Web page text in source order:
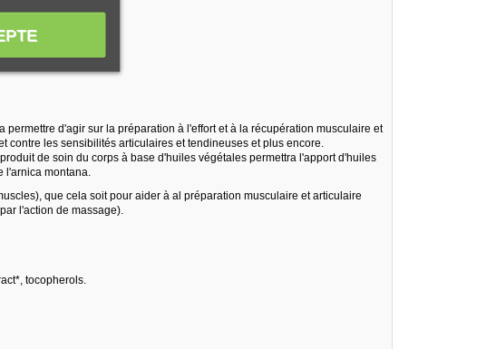
d'agir sur la préparation à l'effort et à la récupération musculaire et
contre les sensibilités articulaires et tendineuses et plus encore.
de soin du corps à base d'huiles végétales permettra l'apport d'huiles
l'arnica montana.
que cela soit pour aider à al préparation musculaire et articulaire
l'action de massage).
tocopherols.